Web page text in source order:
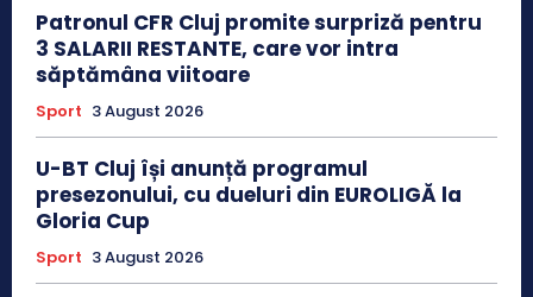
Patronul CFR Cluj promite surpriză pentru
3 SALARII RESTANTE, care vor intra
săptămâna viitoare
Sport 3 August 2026
U-BT Cluj își anunță programul
presezonului, cu dueluri din EUROLIGĂ la
Gloria Cup
Sport 3 August 2026